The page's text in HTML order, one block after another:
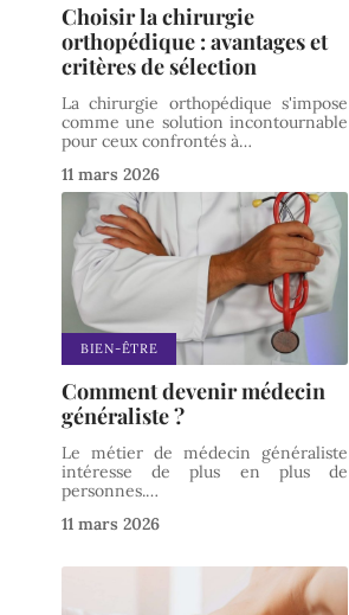
Choisir la chirurgie
orthopédique : avantages et
critères de sélection
La chirurgie orthopédique s'impose
comme une solution incontournable
pour ceux confrontés à…
11 mars 2026
BIEN-ÊTRE
Comment devenir médecin
généraliste ?
Le métier de médecin généraliste
intéresse de plus en plus de
personnes.…
11 mars 2026